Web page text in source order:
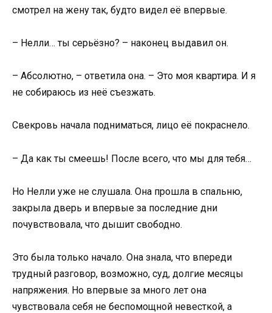
смотрел на жену так, будто видел её впервые.
– Нелли… ты серьёзно? – наконец выдавил он.
– Абсолютно, – ответила она. – Это моя квартира. И я
не собираюсь из неё съезжать.
Свекровь начала подниматься, лицо её покраснело.
– Да как ты смеешь! После всего, что мы для тебя…
Но Нелли уже не слушала. Она прошла в спальню,
закрыла дверь и впервые за последние дни
почувствовала, что дышит свободно.
Это была только начало. Она знала, что впереди
трудный разговор, возможно, суд, долгие месяцы
напряжения. Но впервые за много лет она
чувствовала себя не беспомощной невесткой, а